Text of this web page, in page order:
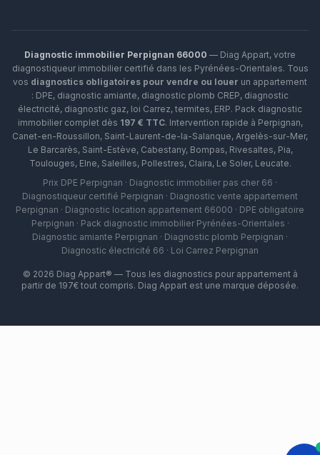
Diagnostic immobilier Perpignan 66000 — Diag Appart, votre
diagnostiqueur immobilier certifié dans les Pyrénées-Orientales. Tous
vos diagnostics obligatoires pour vendre ou louer un appartement
: DPE, diagnostic amiante, diagnostic plomb CREP, diagnostic
électricité, diagnostic gaz, loi Carrez, termites, ERP. Pack diagnostic
immobilier complet dès 197 € TTC. Intervention rapide à Perpignan,
Canet-en-Roussillon, Saint-Laurent-de-la-Salanque, Argelès-sur-Mer,
Le Barcarès, Saint-Estève, Cabestany, Bompas, Rivesaltes, Pia,
Toulouges, Elne, Saleilles, Pollestres, Claira, Le Soler, Leucate.
Prix DPE Perpignan · Diagnostic immobilier pas cher 66 ·
Diagnostiqueur certifié Perpignan · Diagnostic vente appartement
Perpignan · Diagnostic location appartement 66000 · DPE obligatoire
Perpignan · Pack diagnostic immobilier Pyrénées-Orientales ·
Diagnostic amiante Perpignan · Diagnostic plomb Perpignan ·
Diagnostic électricité 66 · Loi Carrez Perpignan
© 2026 Diag Appart® — Tous les diagnostics pour appartement à
partir de 197€ tout compris. Diag Appart est une marque déposée.